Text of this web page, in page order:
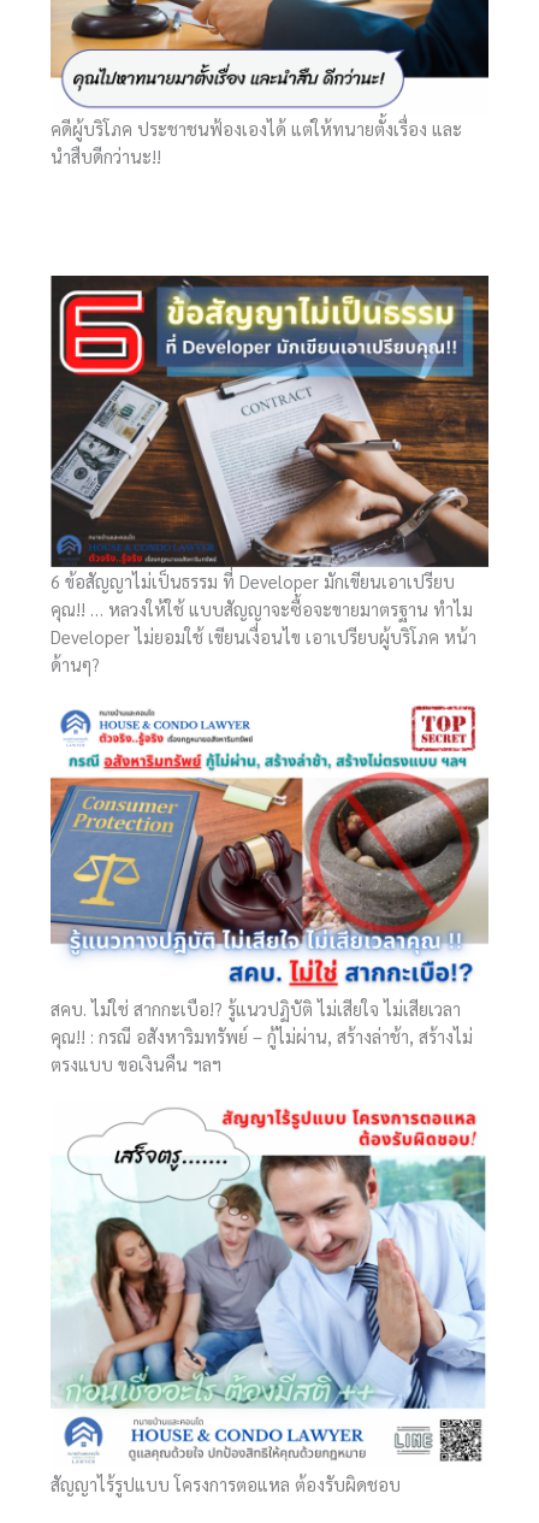
คดีผู้บริโภค ประชาชนฟ้องเองได้ แต่ให้ทนายตั้งเรื่อง และ
นำสืบดีกว่านะ!!
6 ข้อสัญญาไม่เป็นธรรม ที่ Developer มักเขียนเอาเปรียบ
คุณ!! … หลวงให้ใช้ แบบสัญญาจะซื้อจะขายมาตรฐาน ทำไม
Developer ไม่ยอมใช้ เขียนเงื่อนไข เอาเปรียบผู้บริโภค หน้า
ด้านๆ?
สคบ. ไม่ใช่ สากกะเบือ!? รู้แนวปฏิบัติ ไม่เสียใจ ไม่เสียเวลา
คุณ!! : กรณี อสังหาริมทรัพย์ – กู้ไม่ผ่าน, สร้างล่าช้า, สร้างไม่
ตรงแบบ ขอเงินคืน ฯลฯ
สัญญาไร้รูปแบบ โครงการตอแหล ต้องรับผิดชอบ